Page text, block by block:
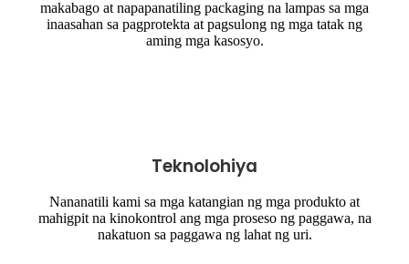
makabago at napapanatiling packaging na lampas sa mga
inaasahan sa pagprotekta at pagsulong ng mga tatak ng
aming mga kasosyo.
Teknolohiya
Nananatili kami sa mga katangian ng mga produkto at
mahigpit na kinokontrol ang mga proseso ng paggawa, na
nakatuon sa paggawa ng lahat ng uri.